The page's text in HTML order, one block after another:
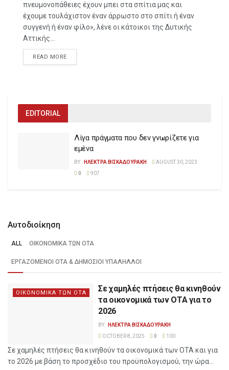
πνευμονοπάθειες έχουν μπει στα σπίτια μας και
έχουμε τουλάχιστον έναν άρρωστο στο σπίτι ή έναν
συγγενή ή έναν φίλο», λένε οι κάτοικοι της Δυτικής
Αττικής...
READ MORE
EDITORIAL
Λίγα πράγματα που δεν γνωρίζετε για
εμένα
BY ΗΛΕΚΤΡΑ ΒΙΣΚΑΔΟΥΡΑΚΗ
AUGUST 30, 2023
0
907
Αυτοδιοίκηση
ALL ΟΙΚΟΝΟΜΙΚΑ ΤΩΝ ΟΤΑ
ΕΡΓΑΖΟΜΕΝΟΙ ΟΤΑ & ΔΗΜΟΣΙΟΙ ΥΠΑΛΗΛΛΟΙ
ΟΙΚΟΝΟΜΙΚΑ ΤΩΝ ΟΤΑ
Σε χαμηλές πτήσεις θα κινηθούν
τα οικονομικά των ΟΤΑ για το
2026
BY
ΗΛΕΚΤΡΑ ΒΙΣΚΑΔΟΥΡΑΚΗ
OCTOBER 8, 2025
0 100
Σε χαμηλές πτήσεις θα κινηθούν τα οικονομικά των ΟΤΑ και για
το 2026 με βάση το προσχέδιο του προϋπολογισμού, την ώρα...